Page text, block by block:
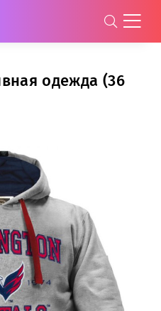
одежда (36